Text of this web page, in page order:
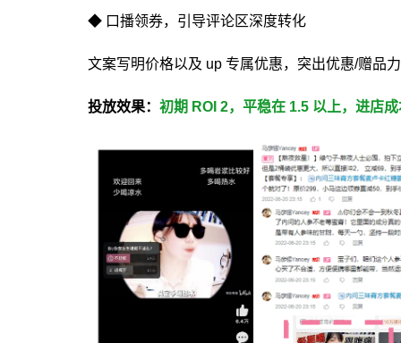
◆ 口播领券，引导评论区深度转化
文案写明价格以及 up 专属优惠，突出优惠/赠品
投放效果： 初期 ROI 2，平稳在 1.5 以上，进店